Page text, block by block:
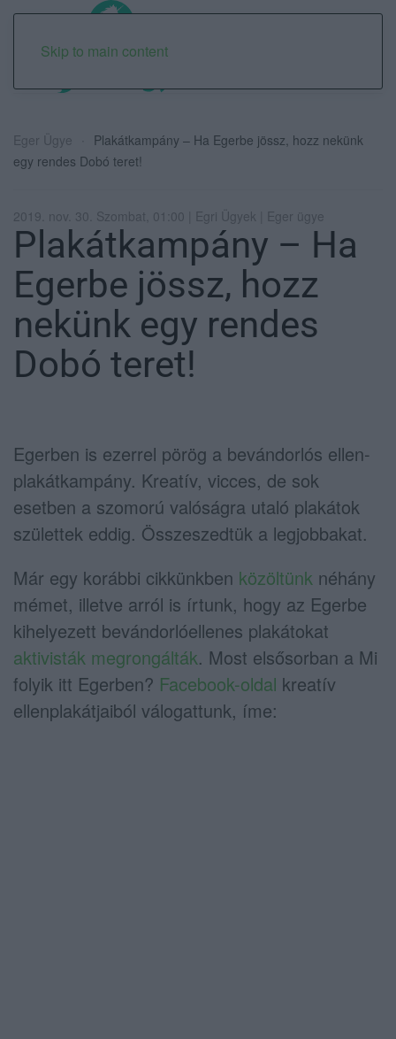
Skip to main content
Eger Ügye
Plakátkampány – Ha Egerbe jössz, hozz nekünk
egy rendes Dobó teret!
2019. nov. 30. Szombat, 01:00 | Egri Ügyek | Eger ügye
Plakátkampány – Ha
Egerbe jössz, hozz
nekünk egy rendes
Dobó teret!
Egerben is ezerrel pörög a bevándorlós ellen-
plakátkampány. Kreatív, vicces, de sok
esetben a szomorú valóságra utaló plakátok
születtek eddig. Összeszedtük a legjobbakat.
Már egy korábbi cikkünkben közöltünk néhány
mémet, illetve arról is írtunk, hogy az Egerbe
kihelyezett bevándorlóellenes plakátokat
aktivisták megrongálták. Most elsősorban a Mi
folyik itt Egerben? Facebook-oldal kreatív
ellenplakátjaiból válogattunk, íme: